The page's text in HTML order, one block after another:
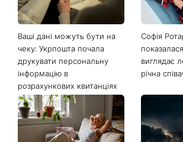
Ваші дані можуть бути на
чеку: Укрпошта почала
друкувати персональну
інформацію в
розрахункових квитанціях
Софія
виглядає
річна